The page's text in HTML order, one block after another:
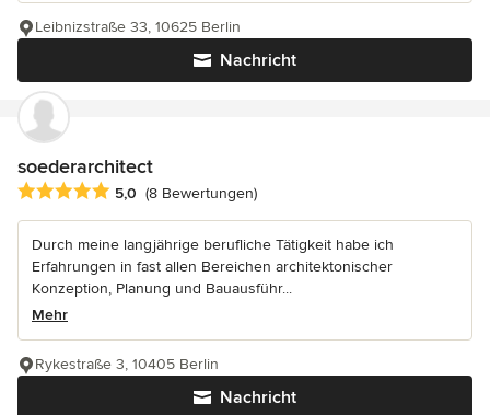
Nachricht
Leibnizstraße 33, 10625 Berlin
soederarchitect
Durchschnittliche Bewertung: 5 von 5 Sternen
5,0 (8 Bewertungen)
Durch meine langjährige berufliche Tätigkeit habe ich
Erfahrungen in fast allen Bereichen architektonischer
Konzeption, Planung und Bauausführ...
Mehr
Nachricht
Rykestraße 3, 10405 Berlin